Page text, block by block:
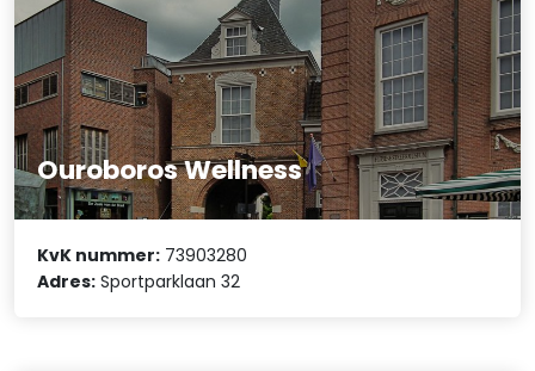
Ouroboros Wellness
KvK nummer: 73903280
Adres: Sportparklaan 32